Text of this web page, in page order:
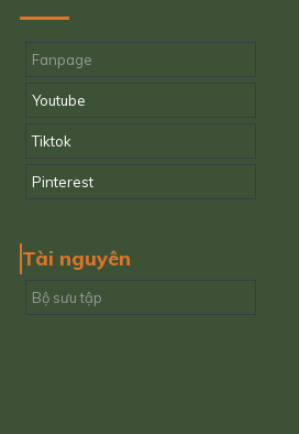
Fanpage
Youtube
Tiktok
Pinterest
Tài nguyên
Bộ sưu tập